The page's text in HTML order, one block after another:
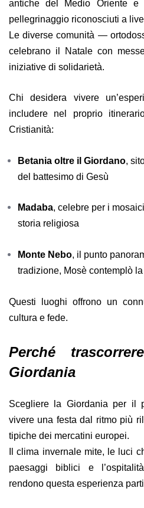
antiche del Medio Oriente
pellegrinaggio riconosciuti a
Le diverse comunità —
celebrano il Natale con
iniziative di solidarietà.
Chi desidera vivere
includere nel proprio
Cristianità:
Betania oltre il Giordano,
del battesimo di Gesù
Madaba, celebre per i
storia religiosa
Monte Nebo, il punto
tradizione, Mosè contemplò
Questi luoghi offrono un
cultura e fede.
Perché
Giordania
Scegliere la Giordania per il
vivere una festa dal ritmo più
tipiche dei mercatini europei.
Il clima invernale mite, le luci
paesaggi biblici e
rendono questa esperienza